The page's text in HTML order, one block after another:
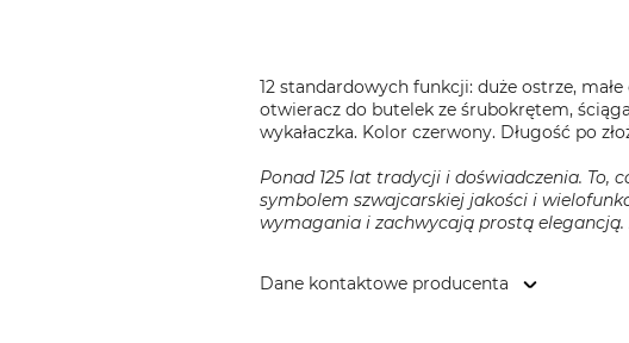
12 standardowych funkcji: duże ostrze,
otwieracz do butelek ze śrubokrętem,
wykałaczka. Kolor czerwony. Długość po
Ponad 125 lat tradycji i doświadczenia. To,
symbolem szwajcarskiej jakości i
wymagania i zachwycają prostą
Dane kontaktowe producenta